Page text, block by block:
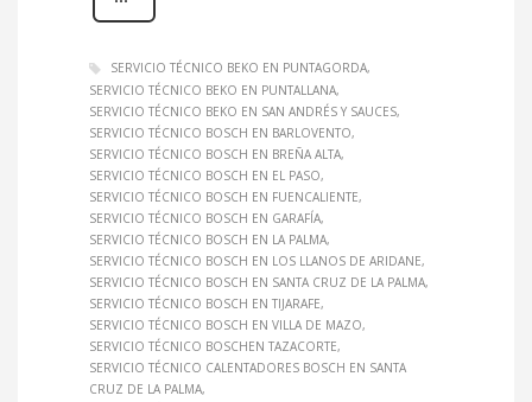
SERVICIO TÉCNICO BEKO EN PUNTAGORDA
SERVICIO TÉCNICO BEKO EN PUNTALLANA
SERVICIO TÉCNICO BEKO EN SAN ANDRÉS Y SAUCES
SERVICIO TÉCNICO BOSCH EN BARLOVENTO
SERVICIO TÉCNICO BOSCH EN BREÑA ALTA
SERVICIO TÉCNICO BOSCH EN EL PASO
SERVICIO TÉCNICO BOSCH EN FUENCALIENTE
SERVICIO TÉCNICO BOSCH EN GARAFÍA
SERVICIO TÉCNICO BOSCH EN LA PALMA
SERVICIO TÉCNICO BOSCH EN LOS LLANOS DE ARIDANE
SERVICIO TÉCNICO BOSCH EN SANTA CRUZ DE LA PALMA
SERVICIO TÉCNICO BOSCH EN TIJARAFE
SERVICIO TÉCNICO BOSCH EN VILLA DE MAZO
SERVICIO TÉCNICO BOSCHEN TAZACORTE
SERVICIO TÉCNICO CALENTADORES BOSCH EN SANTA
CRUZ DE LA PALMA